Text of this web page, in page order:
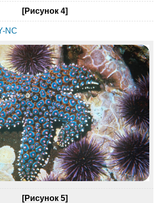
[Рисунок 4]
NC
[Рисунок 5]